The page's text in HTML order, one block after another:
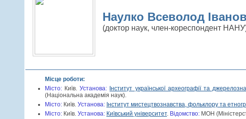
Наулко Всеволод
(доктор наук, член-кореспондент
Місце роботи:
Місто: Київ. Установа: Інститут української археографії та
(Національна академія наук).
Місто: Київ. Установа: Інститут мистецтвознавства, фольклору та
Місто: Київ. Установа: Київський університет. Відомство: МОН